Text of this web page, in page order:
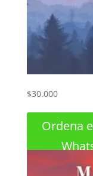
Palpitando a mil
$30.000
Ordena